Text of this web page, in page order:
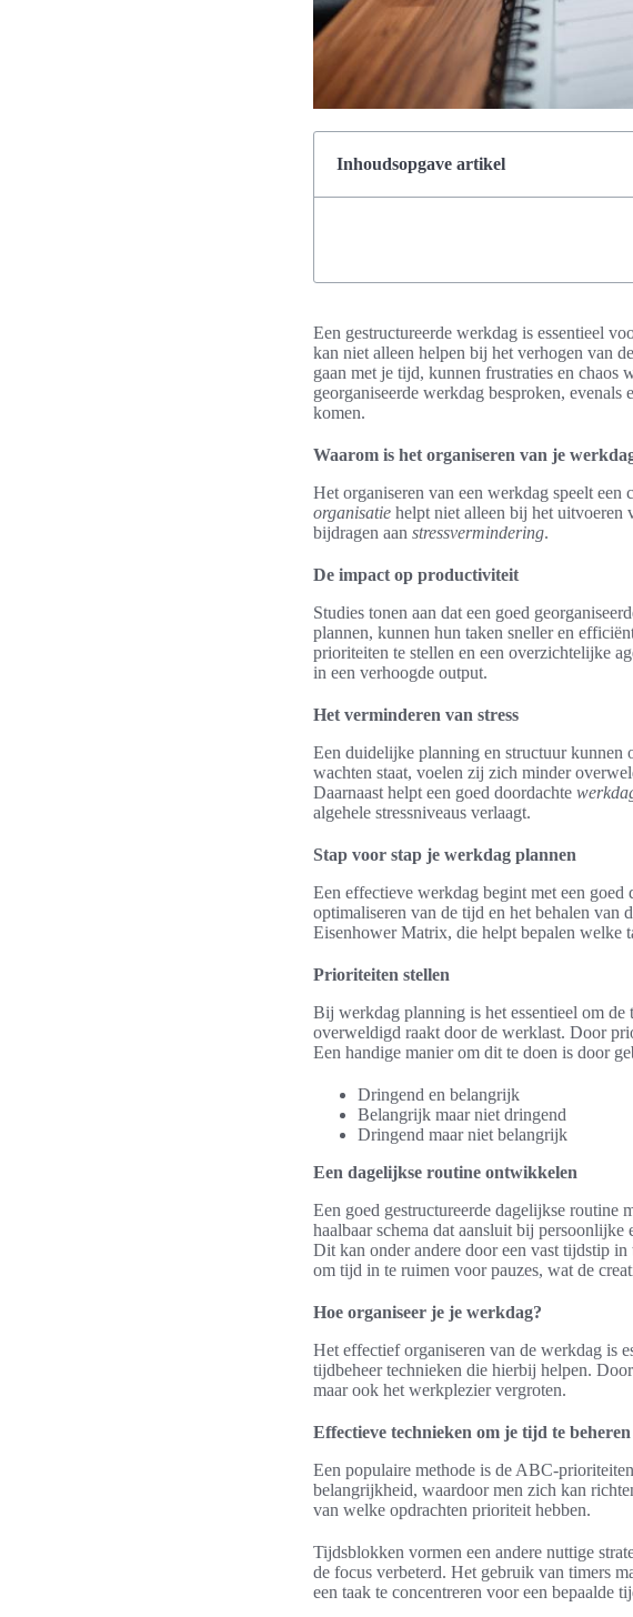
Inhoudsopgave artikel
Een gestructureerde werkdag is essentieel
kan niet alleen helpen bij het verhogen van
gaan met je tijd, kunnen frustraties en chaos
georganiseerde werkdag besproken,
komen.
Waarom is het organiseren van je
Het organiseren van een werkdag speelt
organisatie helpt niet alleen bij het uitvoeren
bijdragen aan stressvermindering.
De impact op productiviteit
Studies tonen aan dat een goed
plannen, kunnen hun taken sneller en
prioriteiten te stellen en een overzichtelijke
in een verhoogde output.
Het verminderen van stress
Een duidelijke planning en structuur kunnen
wachten staat, voelen zij zich minder
Daarnaast helpt een goed doordachte
algehele stressniveaus verlaagt.
Stap voor stap je werkdag plannen
Een effectieve werkdag begint met een
optimaliseren van de tijd en het behalen van
Eisenhower Matrix, die helpt bepalen welke
Prioriteiten stellen
Bij werkdag planning is het essentieel om
overweldigd raakt door de werklast. Door
Een handige manier om dit te doen is door
Dringend en belangrijk
Belangrijk maar niet dringend
Dringend maar niet belangrijk
Een dagelijkse routine ontwikkelen
Een goed gestructureerde dagelijkse routine
haalbaar schema dat aansluit bij
Dit kan onder andere door een vast tijdstip
om tijd in te ruimen voor pauzes, wat de
Hoe organiseer je je werkdag?
Het effectief organiseren van de werkdag is
tijdbeheer technieken die hierbij helpen.
maar ook het werkplezier vergroten.
Effectieve technieken om je tijd te beheren
Een populaire methode is de ABC-
belangrijkheid, waardoor men zich kan
van welke opdrachten prioriteit hebben.
Tijdsblokken vormen een andere nuttige
de focus verbeterd. Het gebruik van timers
een taak te concentreren voor een bepaalde